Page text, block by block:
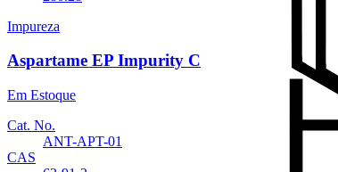
Impureza
Aspartame EP Impurity C
Em Estoque
Cat. No.
ANT-APT-01
CAS